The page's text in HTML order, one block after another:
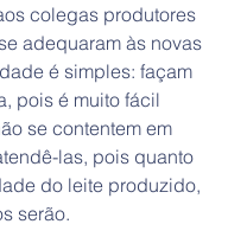
colegas produtores
adequaram às novas
é simples: façam
pois é muito fácil
se contentem em
las, pois quanto
do leite produzido,
serão.